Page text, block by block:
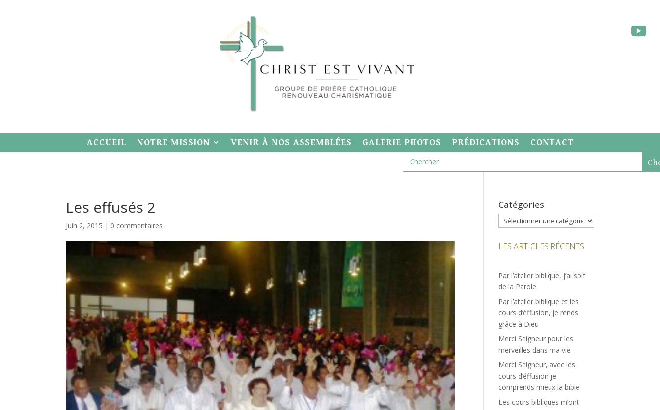
ACCUEIL NOTRE MISSION VENIR À NOS ASSEMBLÉES GALERIE PHOTOS PRÉDICATIONS CONTACT
Les effusés 2
Juin 2, 2015 | 0 commentaires
Catégories
Catégories
LES ARTICLES RÉCENTS
Par l’atelier biblique, j’ai soif
de la Parole
Par l’atelier biblique et les
cours d’éffusion, je rends
grâce à Dieu
Merci Seigneur pour les
merveilles dans ma vie
Merci Seigneur, avec les
cours d’éffusion je
comprends mieux la bible
Les cours bibliques m’ont